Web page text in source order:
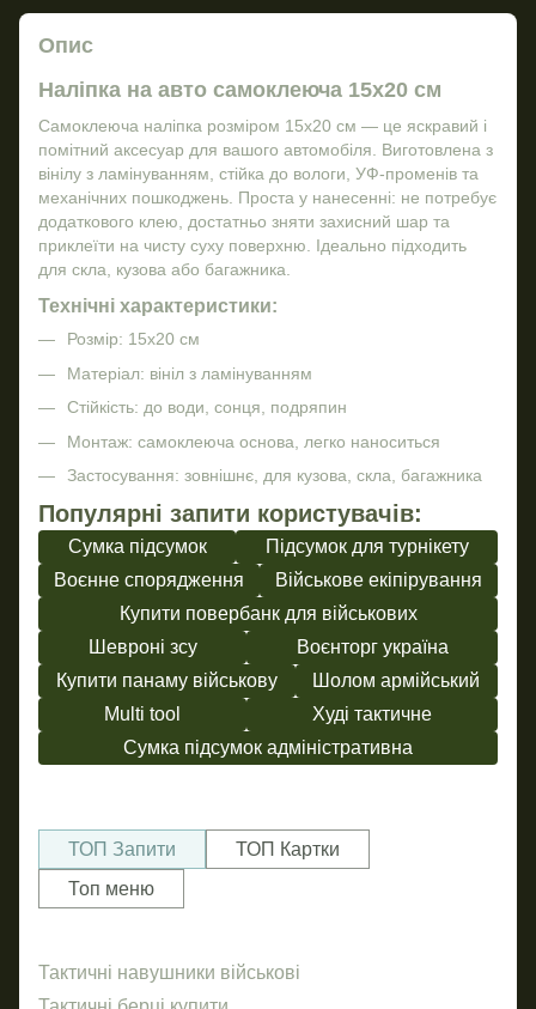
Опис
Наліпка на авто самоклеюча 15х20 см
Самоклеюча наліпка розміром 15х20 см — це яскравий і
помітний аксесуар для вашого автомобіля. Виготовлена з
вінілу з ламінуванням, стійка до вологи, УФ-променів та
механічних пошкоджень. Проста у нанесенні: не потребує
додаткового клею, достатньо зняти захисний шар та
приклеїти на чисту суху поверхню. Ідеально підходить
для скла, кузова або багажника.
Технічні характеристики:
Розмір: 15х20 см
Матеріал: вініл з ламінуванням
Стійкість: до води, сонця, подряпин
Монтаж: самоклеюча основа, легко наноситься
Застосування: зовнішнє, для кузова, скла, багажника
Популярні запити користувачів:
Сумка підсумок
Підсумок для турнікету
Воєнне спорядження
Військове екіпірування
Купити повербанк для військових
Шевроні зсу
Воєнторг україна
Купити панаму військову
Шолом армійський
Multi tool
Худі тактичне
Сумка підсумок адміністративна
ТОП Запити
ТОП Картки
Топ меню
Тактичні навушники військові